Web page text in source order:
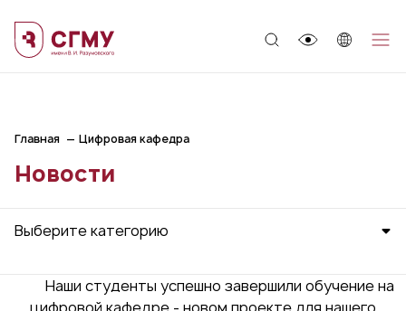
Главная Цифровая кафедра
Новости
Выберите категорию
Наши студенты успешно завершили обучение на